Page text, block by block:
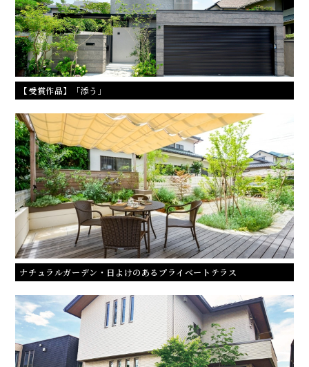
【受賞作品】「添う」
ナチュラルガーデン・日よけのあるプライベートテラス